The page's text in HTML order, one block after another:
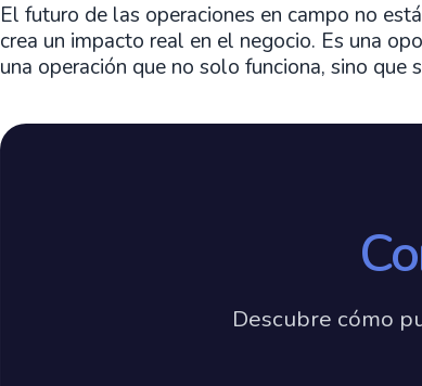
El futuro de las operaciones en campo no
crea un impacto real en el negocio. Es una
una operación que no solo funciona, sino
Descubre cómo